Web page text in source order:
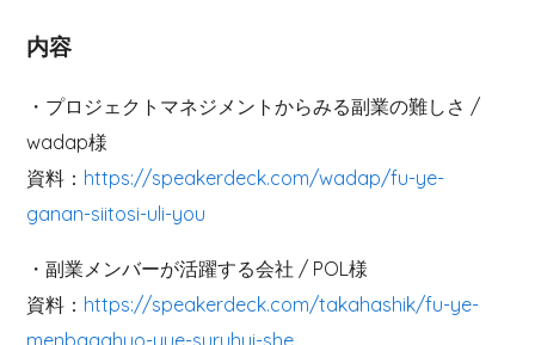
内容
・プロジェクトマネジメントからみる副業の難しさ /
wadap様
資料： https://speakerdeck.com/wadap/fu-ye-
ganan-siitosi-uli-you
・副業メンバーが活躍する会社 / POL様
資料： https://speakerdeck.com/takahashik/fu-ye-
menbagahuo-yue-suruhui-she